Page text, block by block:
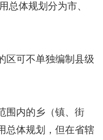
体规划分为市、
可不单独编制县级
内的乡（镇、街
总体规划，但在省辖